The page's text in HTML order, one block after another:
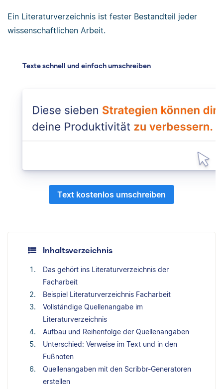
Ein Literaturverzeichnis ist fester Bestandteil jeder
wissenschaftlichen Arbeit.
Texte schnell und einfach umschreiben
Text kostenlos umschreiben
Inhaltsverzeichnis
Das gehört ins Literaturverzeichnis der
Facharbeit
Beispiel Literaturverzeichnis Facharbeit
Vollständige Quellenangabe im
Literaturverzeichnis
Aufbau und Reihenfolge der Quellenangaben
Unterschied: Verweise im Text und in den
Fußnoten
Quellenangaben mit den Scribbr-Generatoren
erstellen